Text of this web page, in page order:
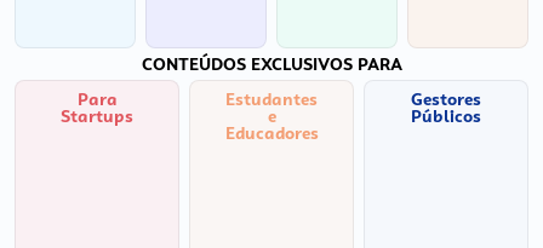
CONTEÚDOS EXCLUSIVOS PARA
Para
Startups
Estudantes
e
Educadores
Gestores
Públicos